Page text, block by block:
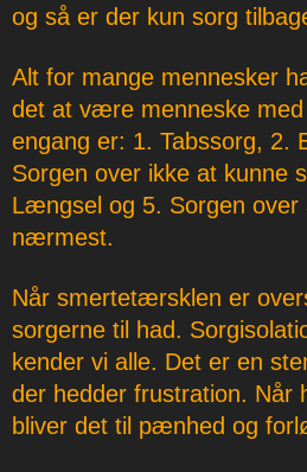
og så er der kun sorg
Alt for mange mennesker
det at være menneske
engang er: 1. Tabssorg, 2.
Sorgen over ikke at kunne
Længsel og 5. Sorgen
nærmest.
Når smertetærsklen er
sorgerne til had.
kender vi alle. Det er en
der hedder frustration. Når
bliver det til pænhed og